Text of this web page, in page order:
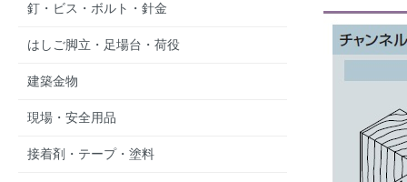
釘・ビス・ボルト・針金
はしご脚立・足場台・荷役
建築金物
現場・安全用品
接着剤・テープ・塗料